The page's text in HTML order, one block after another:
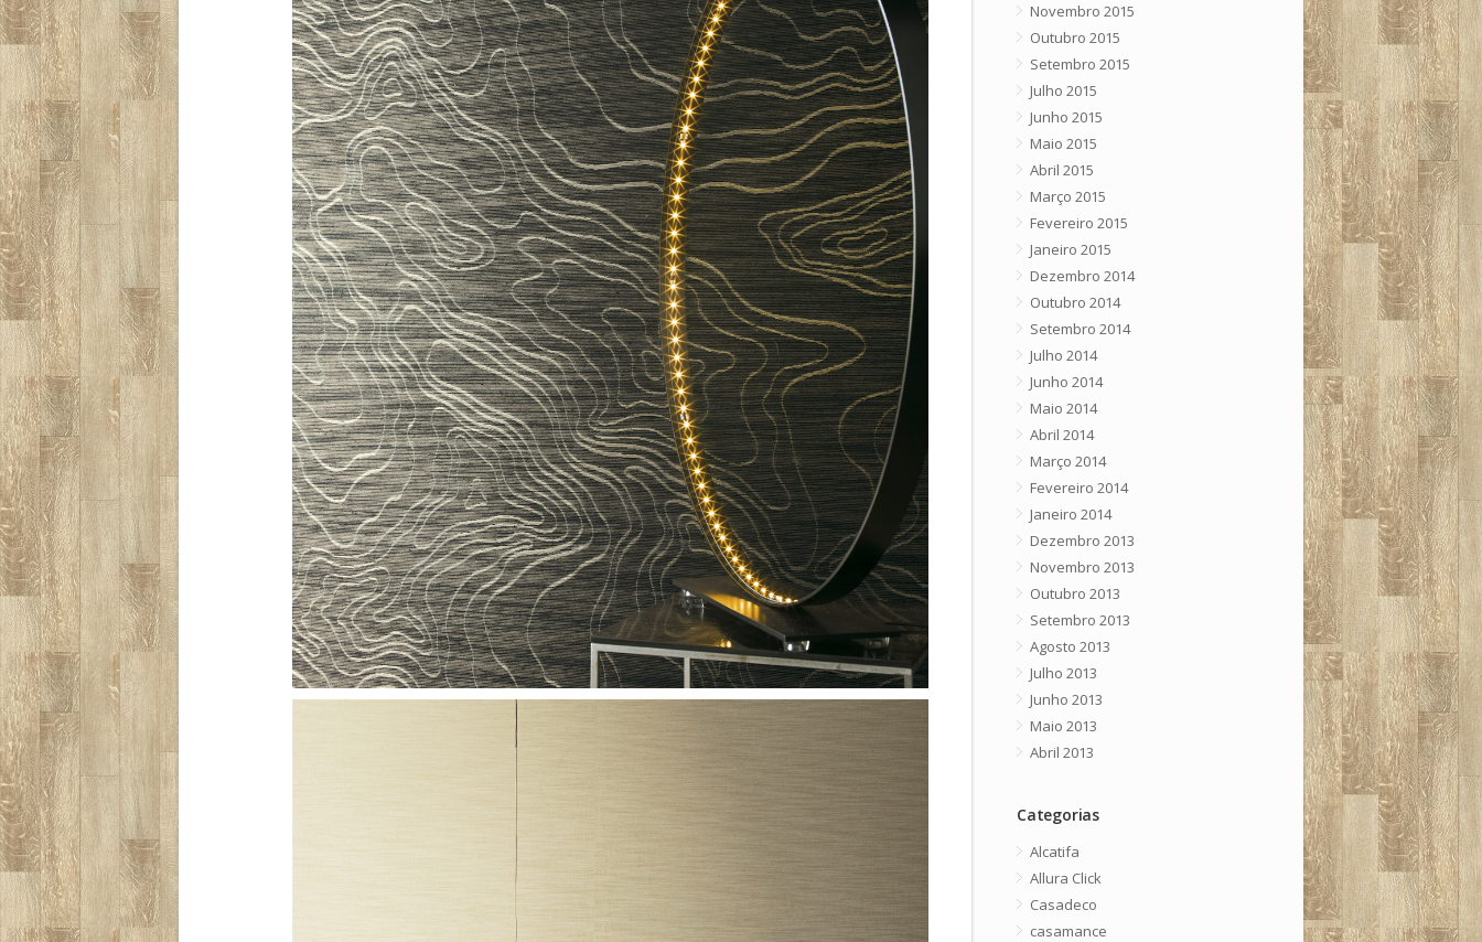
Novembro 2015
Outubro 2015
Setembro 2015
Julho 2015
Junho 2015
Maio 2015
Abril 2015
Março 2015
Fevereiro 2015
Janeiro 2015
Dezembro 2014
Outubro 2014
Setembro 2014
Julho 2014
Junho 2014
Maio 2014
Abril 2014
Março 2014
Fevereiro 2014
Janeiro 2014
Dezembro 2013
Novembro 2013
Outubro 2013
Setembro 2013
Agosto 2013
Julho 2013
Junho 2013
Maio 2013
Abril 2013
Categorias
Alcatifa
Allura Click
Casadeco
casamance